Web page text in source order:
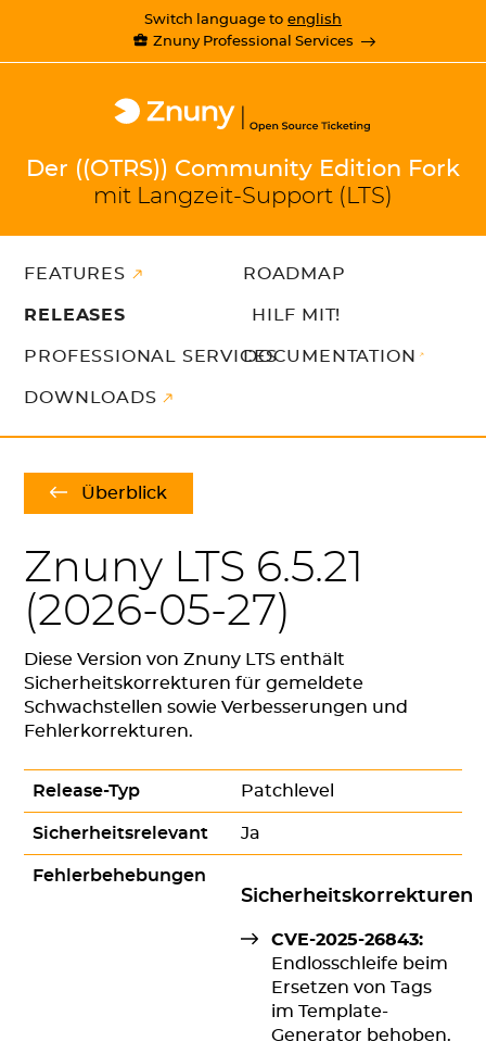
Switch language to english
Znuny Professional Services
Der ((OTRS)) Community Edition Fork
mit Langzeit-Support (LTS)
FEATURES ROADMAP
RELEASES HILF MIT!
PROFESSIONAL SERVICESDOCUMENTATION
DOWNLOADS
Überblick
Znuny LTS 6.5.21
(2026-05-27)
Diese Version von Znuny LTS enthält
Sicherheitskorrekturen für gemeldete
Schwachstellen sowie Verbesserungen und
Fehlerkorrekturen.
Release-Typ Patchlevel
Sicherheitsrelevant Ja
Fehlerbehebungen
Sicherheitskorrekturen
CVE-2025-26843:
Endlosschleife beim
Ersetzen von Tags
im Template-
Generator behoben.